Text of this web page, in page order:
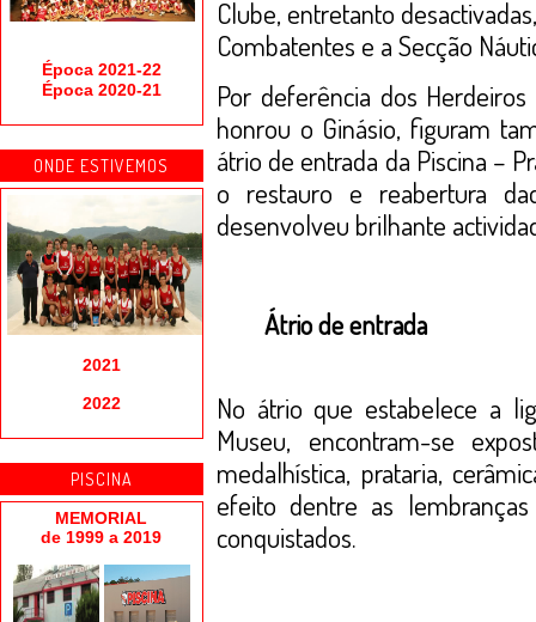
Época 2021-22
Época 2020-21
ONDE ESTIVEMOS
2021
2022
PISCINA
MEMORIAL
de 1999 a 2019
Clube, entretanto
Combatentes e a Secção
Por deferência dos
honrou o Ginásio, figuram
átrio de entrada da Piscina –
o restauro e reabertura
desenvolveu brilhante
Átrio de entrada
No átrio que estabelece a
Museu, encontram-se
medalhística, prataria,
efeito dentre as
conquistados.